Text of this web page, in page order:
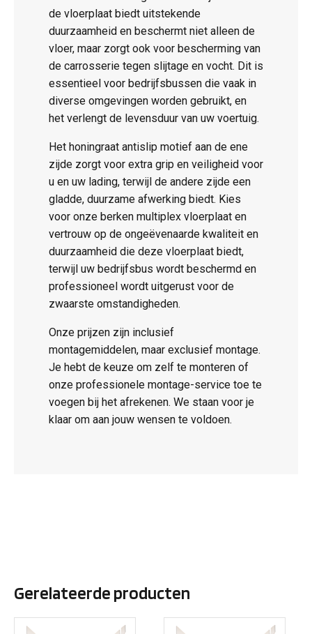
de vloerplaat biedt uitstekende
duurzaamheid en beschermt niet alleen de
vloer, maar zorgt ook voor bescherming van
de carrosserie tegen slijtage en vocht. Dit is
essentieel voor bedrijfsbussen die vaak in
diverse omgevingen worden gebruikt, en
het verlengt de levensduur van uw voertuig.
Het honingraat antislip motief aan de ene
zijde zorgt voor extra grip en veiligheid voor
u en uw lading, terwijl de andere zijde een
gladde, duurzame afwerking biedt. Kies
voor onze berken multiplex vloerplaat en
vertrouw op de ongeëvenaarde kwaliteit en
duurzaamheid die deze vloerplaat biedt,
terwijl uw bedrijfsbus wordt beschermd en
professioneel wordt uitgerust voor de
zwaarste omstandigheden.
Onze prijzen zijn inclusief
montagemiddelen, maar exclusief montage.
Je hebt de keuze om zelf te monteren of
onze professionele montage-service toe te
voegen bij het afrekenen. We staan voor je
klaar om aan jouw wensen te voldoen.
Gerelateerde producten